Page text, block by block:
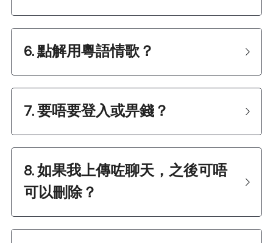
6. 點解用粵語情歌？
7. 要唔要登入或畀錢？
8. 如果我上傳咗聊天，之後可唔
可以刪除？